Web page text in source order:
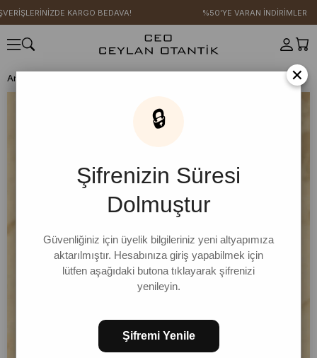
KARGO BEDAVA! %50'YE VARAN İNDİRİMLER
Anasayfa İncir Bahçesi Pamuk Eşarp ×
🔒
Şifrenizin Süresi
Dolmuştur
Güvenliğiniz için üyelik bilgileriniz yeni altyapımıza
aktarılmıştır. Hesabınıza giriş yapabilmek için
lütfen aşağıdaki butona tıklayarak şifrenizi
yenileyin.
Şifremi Yenile